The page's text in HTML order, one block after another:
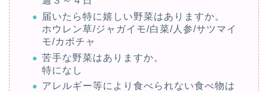
届いたら特に嬉しい野菜はありますか。
ホウレン草/ジャガイモ/白菜/人参/サツマイ
モ/カボチャ
苦手な野菜はありますか。
特になし
アレルギー等により食べられない食べ物は